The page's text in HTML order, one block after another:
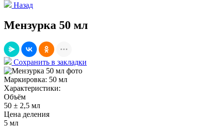
Назад
Мензурка 50 мл
Сохранить в закладки
Маркировка: 50 мл
Характеристики:
Объём
50 ± 2,5 мл
Цена деления
5 мл